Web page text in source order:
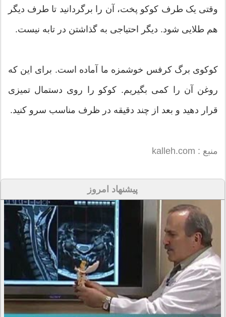
وقتی یک طرف کوکو پخت، آن را برگردانید تا طرف دیگر
هم طلایی شود. دیگر احتیاجی به گذاشتن در تابه نیست.
کوکوی برگ کرفس خوشمزه ما آماده است. برای این که
روغن آن را کمی بگیریم. کوکو را روی دستمال تمیزی
قرار دهید و بعد از چند دقیقه در ظرف مناسب سرو کنید.
منبع : kalleh.com
پیشنهاد امروز